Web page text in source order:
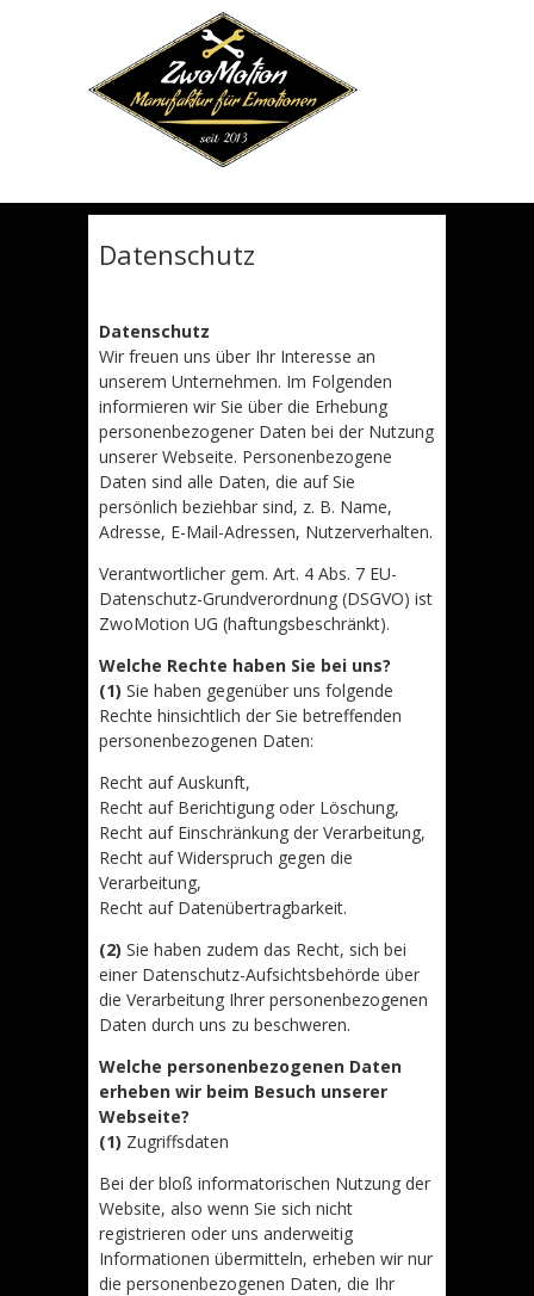
Datenschutz
Datenschutz
Wir freuen uns über Ihr Interesse an
unserem Unternehmen. Im Folgenden
informieren wir Sie über die Erhebung
personenbezogener Daten bei der Nutzung
unserer Webseite. Personenbezogene
Daten sind alle Daten, die auf Sie
persönlich beziehbar sind, z. B. Name,
Adresse, E-Mail-Adressen, Nutzerverhalten.
Verantwortlicher gem. Art. 4 Abs. 7 EU-
Datenschutz-Grundverordnung (DSGVO) ist
ZwoMotion UG (haftungsbeschränkt).
Welche Rechte haben Sie bei uns?
(1) Sie haben gegenüber uns folgende
Rechte hinsichtlich der Sie betreffenden
personenbezogenen Daten:
Recht auf Auskunft,
Recht auf Berichtigung oder Löschung,
Recht auf Einschränkung der Verarbeitung,
Recht auf Widerspruch gegen die
Verarbeitung,
Recht auf Datenübertragbarkeit.
(2) Sie haben zudem das Recht, sich bei
einer Datenschutz-Aufsichtsbehörde über
die Verarbeitung Ihrer personenbezogenen
Daten durch uns zu beschweren.
Welche personenbezogenen Daten
erheben wir beim Besuch unserer
Webseite?
(1) Zugriffsdaten
Bei der bloß informatorischen Nutzung der
Website, also wenn Sie sich nicht
registrieren oder uns anderweitig
Informationen übermitteln, erheben wir nur
die personenbezogenen Daten, die Ihr
OKAY. VERSTANDEN.